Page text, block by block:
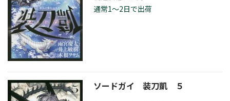
通常1～2日で出荷
ソードガイ 装刀凱 ５